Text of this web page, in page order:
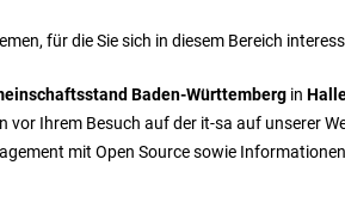
für die Sie sich in diesem Bereich
Baden-Württemberg in
vor Ihrem Besuch auf der it-sa auf unserer
mit Open Source sowie